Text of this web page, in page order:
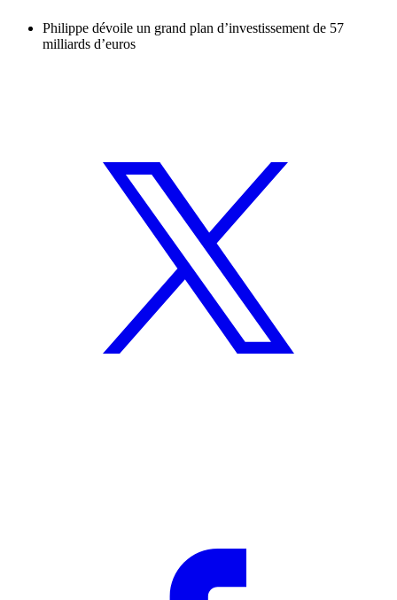
Philippe dévoile un grand plan d’investissement de 57
milliards d’euros